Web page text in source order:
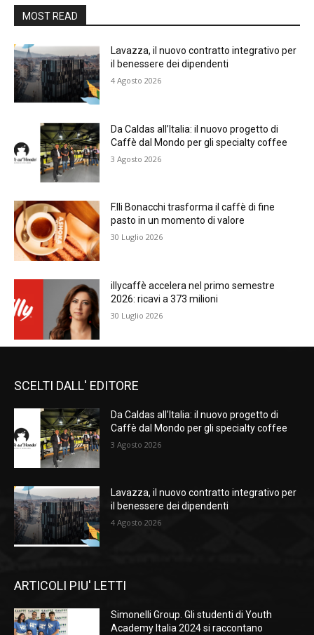
MOST READ
Lavazza, il nuovo contratto integrativo per
il benessere dei dipendenti
4 Agosto 2026
Da Caldas all’Italia: il nuovo progetto di
Caffè dal Mondo per gli specialty coffee
3 Agosto 2026
F.lli Bonacchi trasforma il caffè di fine
pasto in un momento di valore
30 Luglio 2026
illycaffè accelera nel primo semestre
2026: ricavi a 373 milioni
30 Luglio 2026
SCELTI DALL' EDITORE
Da Caldas all’Italia: il nuovo progetto di
Caffè dal Mondo per gli specialty coffee
3 Agosto 2026
Lavazza, il nuovo contratto integrativo per
il benessere dei dipendenti
4 Agosto 2026
ARTICOLI PIU' LETTI
Simonelli Group. Gli studenti di Youth
Academy Italia 2024 si raccontano